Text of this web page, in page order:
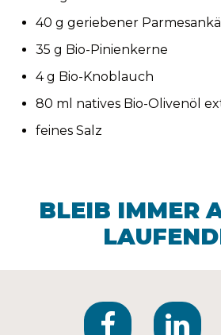
40 g geriebener
35 g Bio-Pinienkerne
4 g Bio-Knoblauch
80 ml natives Bio-Olivenöl
feines Salz
BLEIB IMMER